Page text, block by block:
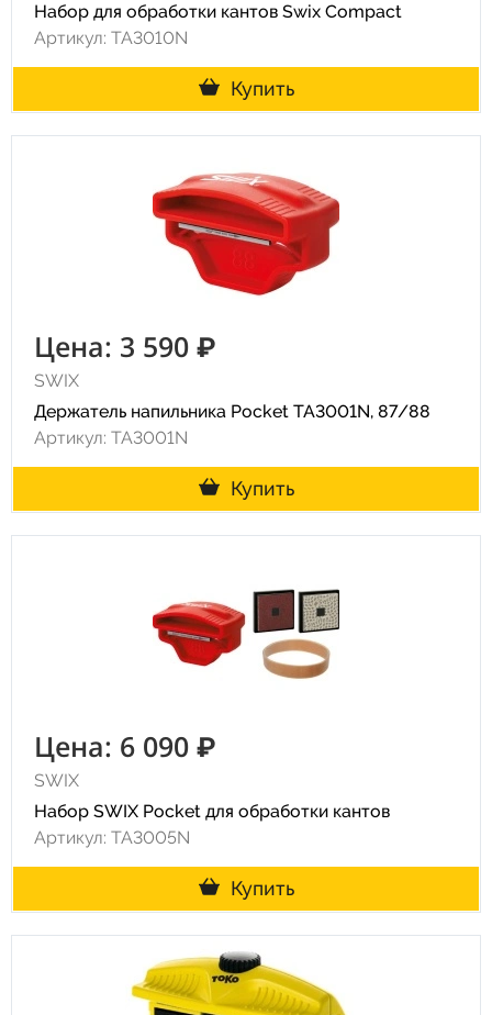
Набор для обработки кантов Swix Compact
Артикул: TA3010N
Купить
Цена: 3 590 ₽
SWIX
Держатель напильника Pocket TA3001N, 87/88
Артикул: TA3001N
Купить
Цена: 6 090 ₽
SWIX
Набор SWIX Pocket для обработки кантов
Артикул: TA3005N
Купить